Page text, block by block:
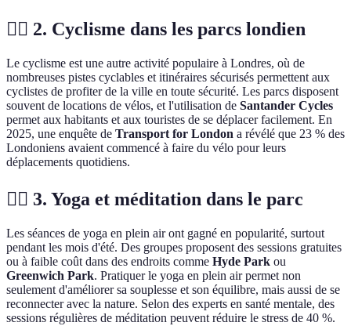
🚴‍♂️ 2. Cyclisme dans les parcs londien
Le cyclisme est une autre activité populaire à Londres, où de
nombreuses pistes cyclables et itinéraires sécurisés permettent aux
cyclistes de profiter de la ville en toute sécurité. Les parcs disposent
souvent de locations de vélos, et l'utilisation de Santander Cycles
permet aux habitants et aux touristes de se déplacer facilement. En
2025, une enquête de Transport for London a révélé que 23 % des
Londoniens avaient commencé à faire du vélo pour leurs
déplacements quotidiens.
🧘‍♀️ 3. Yoga et méditation dans le parc
Les séances de yoga en plein air ont gagné en popularité, surtout
pendant les mois d'été. Des groupes proposent des sessions gratuites
ou à faible coût dans des endroits comme Hyde Park ou
Greenwich Park. Pratiquer le yoga en plein air permet non
seulement d'améliorer sa souplesse et son équilibre, mais aussi de se
reconnecter avec la nature. Selon des experts en santé mentale, des
sessions régulières de méditation peuvent réduire le stress de 40 %.